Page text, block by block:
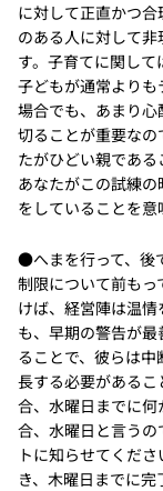
に対して正直かつ
のある人に対して
す。子育てに関して
子どもが通常より
場合でも、あまり
切ることが重要な
たがひどい親であ
あなたがこの試練
をしていることを意
●へまを行って、後
制限について前もっ
けば、経営陣は温
も、早期の警告が
ることで、彼らは
長する必要がある
合、水曜日までに
合、水曜日と言う
トに知らせてくだ
き、木曜日までに